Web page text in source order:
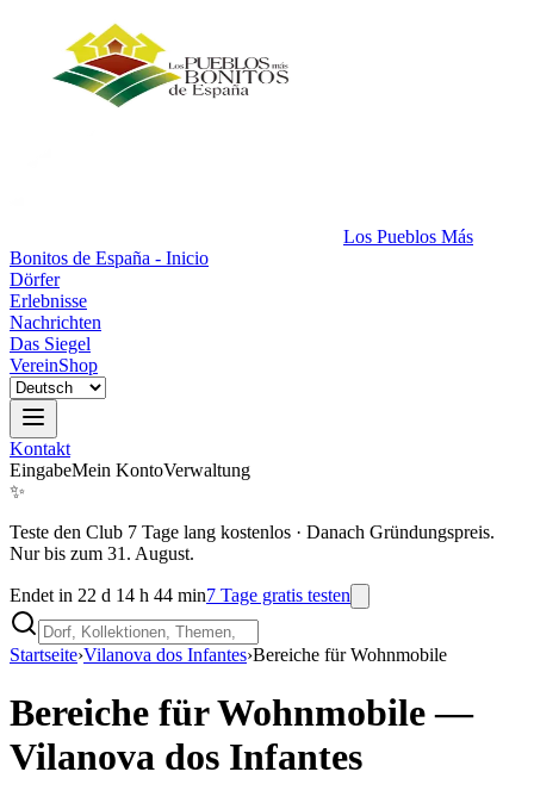
Los Pueblos Más
Bonitos de España - Inicio
Dörfer
Erlebnisse
Nachrichten
Das Siegel
VereinShop
Kontakt
EingabeMein KontoVerwaltung
✨
Teste den Club 7 Tage lang kostenlos · Danach Gründungspreis.
Nur bis zum 31. August.
Endet in 22 d 14 h 44 min7 Tage gratis testen
Startseite›Vilanova dos Infantes›Bereiche für Wohnmobile
Bereiche für Wohnmobile—
Vilanova dos Infantes